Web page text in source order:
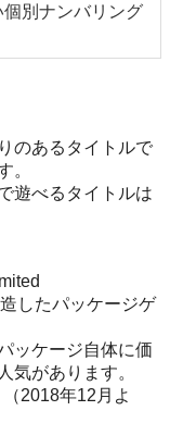
個別ナンバリング
のあるタイトルで
。
遊べるタイトルは
したパッケージゲ
ッケージ自体に価
気があります。
2018年12月よ